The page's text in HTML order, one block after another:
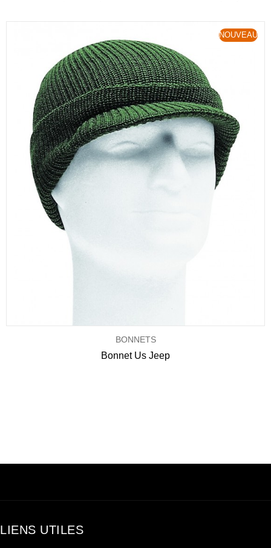
NOUVEAU
BONNETS
Bonnet Us Jeep
LIENS UTILES